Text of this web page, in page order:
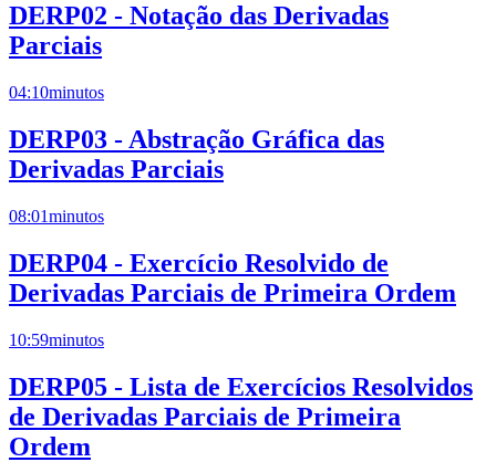
DERP02 - Notação das Derivadas
Parciais
04:10minutos
DERP03 - Abstração Gráfica das
Derivadas Parciais
08:01minutos
DERP04 - Exercício Resolvido de
Derivadas Parciais de Primeira Ordem
10:59minutos
DERP05 - Lista de Exercícios Resolvidos
de Derivadas Parciais de Primeira
Ordem